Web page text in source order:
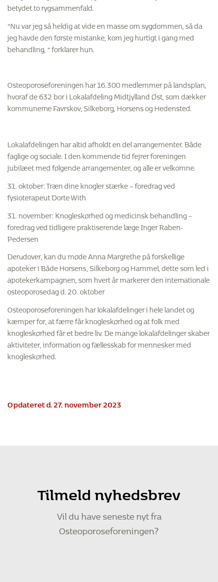
betydet to rygsammenfald.
”Nu var jeg så heldig at vide en masse om sygdommen, så da
jeg havde den første mistanke, kom jeg hurtigt i gang med
behandling, ” forklarer hun.
Osteoporoseforeningen har 16.300 medlemmer på landsplan,
hvoraf de 632 bor i Lokalafdeling Midtjylland Øst, som dækker
kommunerne Favrskov, Silkeborg, Horsens og Hedensted.
Lokalafdelingen har altid afholdt en del arrangementer. Både
faglige og sociale. I den kommende tid fejrer foreningen
jubilæet med følgende arrangementer, og alle er velkomne.
31. oktober: Træn dine knogler stærke – foredrag ved
fysioterapeut Dorte With
31. november: Knogleskørhed og medicinsk behandling –
foredrag ved tidligere praktiserende læge Inger Raben-
Pedersen
Derudover, kan du møde Anna Margrethe på forskellige
apoteker i Både Horsens, Silkeborg og Hammel, dette som led i
apotekerkampagnen, som hvert år markerer den internationale
osteoporosedag d. 20. oktober
Osteoporoseforeningen har lokalafdelinger i hele landet og
kæmper for, at færre får knogleskørhed og at folk med
knogleskørhed får et bedre liv. De mange lokalafdelinger skaber
aktiviteter, information og fællesskab for mennesker med
knogleskørhed.
Opdateret d. 27. november 2023
Tilmeld nyhedsbrev
Vil du have seneste nyt fra
Osteoporoseforeningen?